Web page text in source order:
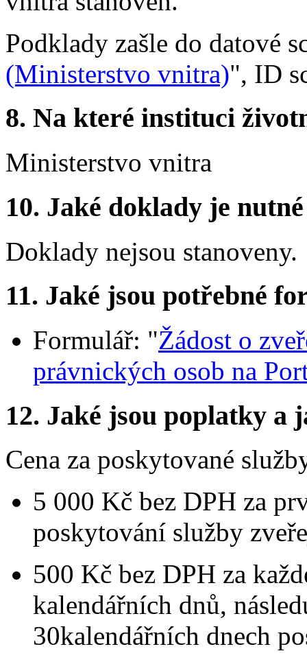
Podklady zašle do datové
(Ministerstvo vnitra)", ID
8. Na které instituci
Ministerstvo vnitra
10. Jaké doklady je
Doklady nejsou stanoveny.
11. Jaké jsou potřebné
Formulář: "Žádost o
právnických osob na
12. Jaké jsou poplatky a
Cena za poskytované
5 000 Kč bez DPH za
poskytování služby
500 Kč bez DPH za
kalendářních dnů,
30kalendářních dnech